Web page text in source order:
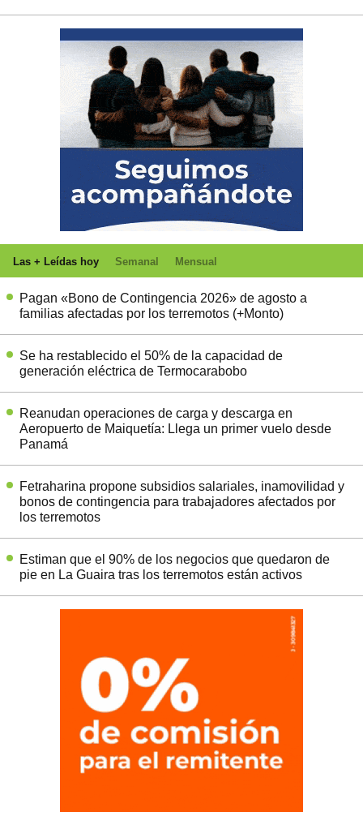
Las + Leídas hoy Semanal Mensual
Pagan «Bono de Contingencia 2026» de agosto a
familias afectadas por los terremotos (+Monto)
Se ha restablecido el 50% de la capacidad de
generación eléctrica de Termocarabobo
Reanudan operaciones de carga y descarga en
Aeropuerto de Maiquetía: Llega un primer vuelo desde
Panamá
Fetraharina propone subsidios salariales, inamovilidad y
bonos de contingencia para trabajadores afectados por
los terremotos
Estiman que el 90% de los negocios que quedaron de
pie en La Guaira tras los terremotos están activos